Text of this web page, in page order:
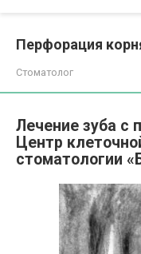
Перфорация
Стоматолог
Лечение зуба с
Центр
стоматологии